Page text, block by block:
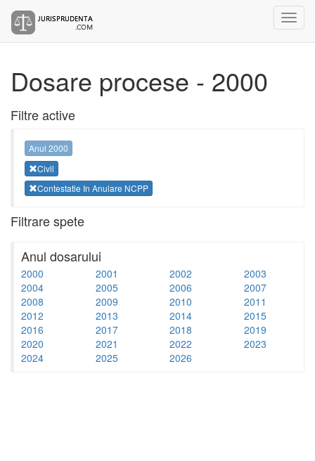
Dosare procese - 2000
Filtre active
Anul 2000
Civil
Contestatie In Anulare NCPP
Filtrare spete
Anul dosarului
2000 2001 2002
2003
2004
2005 2006
2007
2008
2009 2010
2011
2012
2013 2014
2015
2016
2017 2018
2019
2020
2021 2022
2023
2024
2025 2026